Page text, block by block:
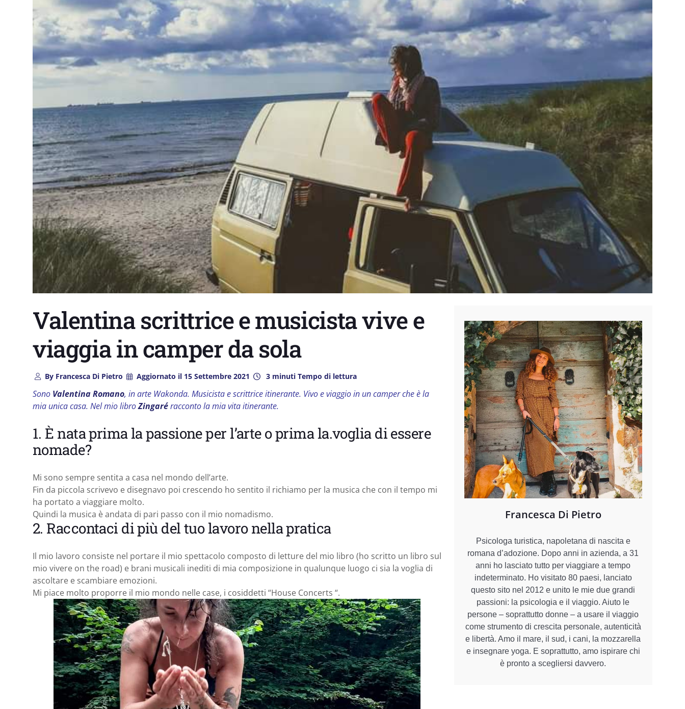
Valentina scrittrice e musicista vive e
viaggia in camper da sola
ByFrancesca Di Pietro Aggiornato il 15 Settembre 2021 3 minuti Tempo di lettura
Sono Valentina Romano, in arte Wakonda. Musicista e scrittrice itinerante. Vivo e viaggio in un camper che è la
mia unica casa. Nel mio libroZingaréracconto la mia vita itinerante.
1. È nata prima la passione per l’arte o prima la.voglia di essere
nomade?
Mi sono sempre sentita a casa nel mondo dell’arte.
Fin da piccola scrivevo e disegnavo poi crescendo ho sentito il richiamo per la musica che con il tempo mi
ha portato a viaggiare molto.
Quindi la musica è andata di pari passo con il mio nomadismo.
2. Raccontaci di più del tuo lavoro nella pratica
Il mio lavoro consiste nel portare il mio spettacolo composto di letture del mio libro (ho scritto un libro sul
mio vivere on the road) e brani musicali inediti di mia composizione in qualunque luogo ci sia la voglia di
ascoltare e scambiare emozioni.
Mi piace molto proporre il mio mondo nelle case, i cosiddetti “House Concerts “.
Francesca Di Pietro
Psicologa turistica, napoletana di nascita e
romana d’adozione. Dopo anni in azienda, a 31
anni ho lasciato tutto per viaggiare a tempo
indeterminato. Ho visitato 80 paesi, lanciato
questo sito nel 2012 e unito le mie due grandi
passioni: la psicologia e il viaggio. Aiuto le
persone – soprattutto donne – a usare il viaggio
come strumento di crescita personale, autenticità
e libertà. Amo il mare, il sud, i cani, la mozzarella
e insegnare yoga. E soprattutto, amo ispirare chi
è pronto a scegliersi davvero.